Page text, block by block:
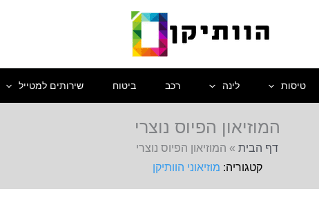
טיסות לינה רכב ביטוח שירותים למטייל
המוזיאון הפיוס נוצרי
דף הבית » המוזיאון הפיוס נוצרי
מוזיאוני הוותיקן